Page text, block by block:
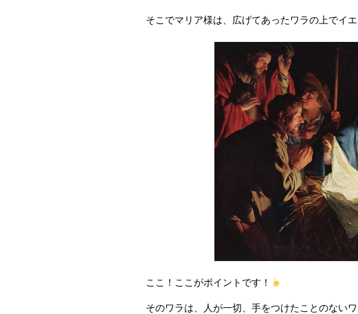
そこでマリア様は、広げてあったワラの上でイ
ここ！ここがポイントです！
そのワラは、人が一切、手をつけたことのない